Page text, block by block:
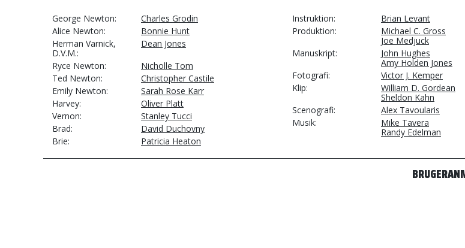
George Newton
Charles Grodin
Alice Newton
Bonnie Hunt
Herman Varnick,
D.V.M.
Dean Jones
Ryce Newton
Nicholle Tom
Ted Newton
Christopher Castile
Emily Newton
Sarah Rose Karr
Harvey
Oliver Platt
Vernon
Stanley Tucci
Brad
David Duchovny
Brie
Patricia Heaton
Instruktion
Brian Levant
Produktion
Michael C. Gross
Joe Medjuck
Manuskript
John Hughes
Amy Holden Jones
Fotografi
Victor J. Kemper
Klip
William D. Gordean
Sheldon Kahn
Scenografi
Alex Tavoularis
Musik
Mike Tavera
Randy Edelman